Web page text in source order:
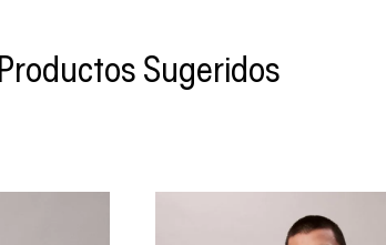
Productos Sugeridos